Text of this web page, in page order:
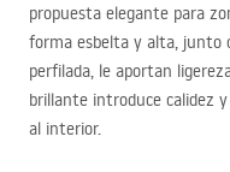
propuesta elegante para
forma esbelta y alta, junto
perfilada, le aportan
brillante introduce calidez
al interior.